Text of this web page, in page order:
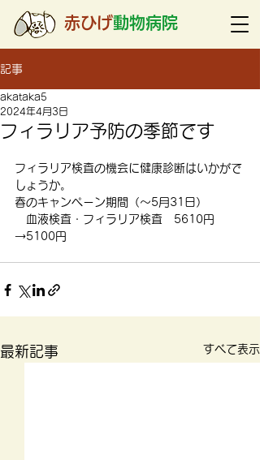
赤ひげ動物病院
記事
フィラリア予防の季節です
akataka5
2024年4月3日
フィラリア検査の機会に健康診断はいかがで
しょうか。
春のキャンペーン期間（～5月31日）
血液検査・フィラリア検査　5610円
→5100円
最新記事 すべて表示